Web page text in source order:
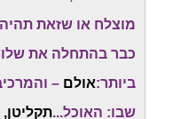
מוצלח או שזאת תהיה
כבר בהתחלה את
ביותר:אולם –
שבו: האוכל...תקליטן, DJ, או די-ג'יי